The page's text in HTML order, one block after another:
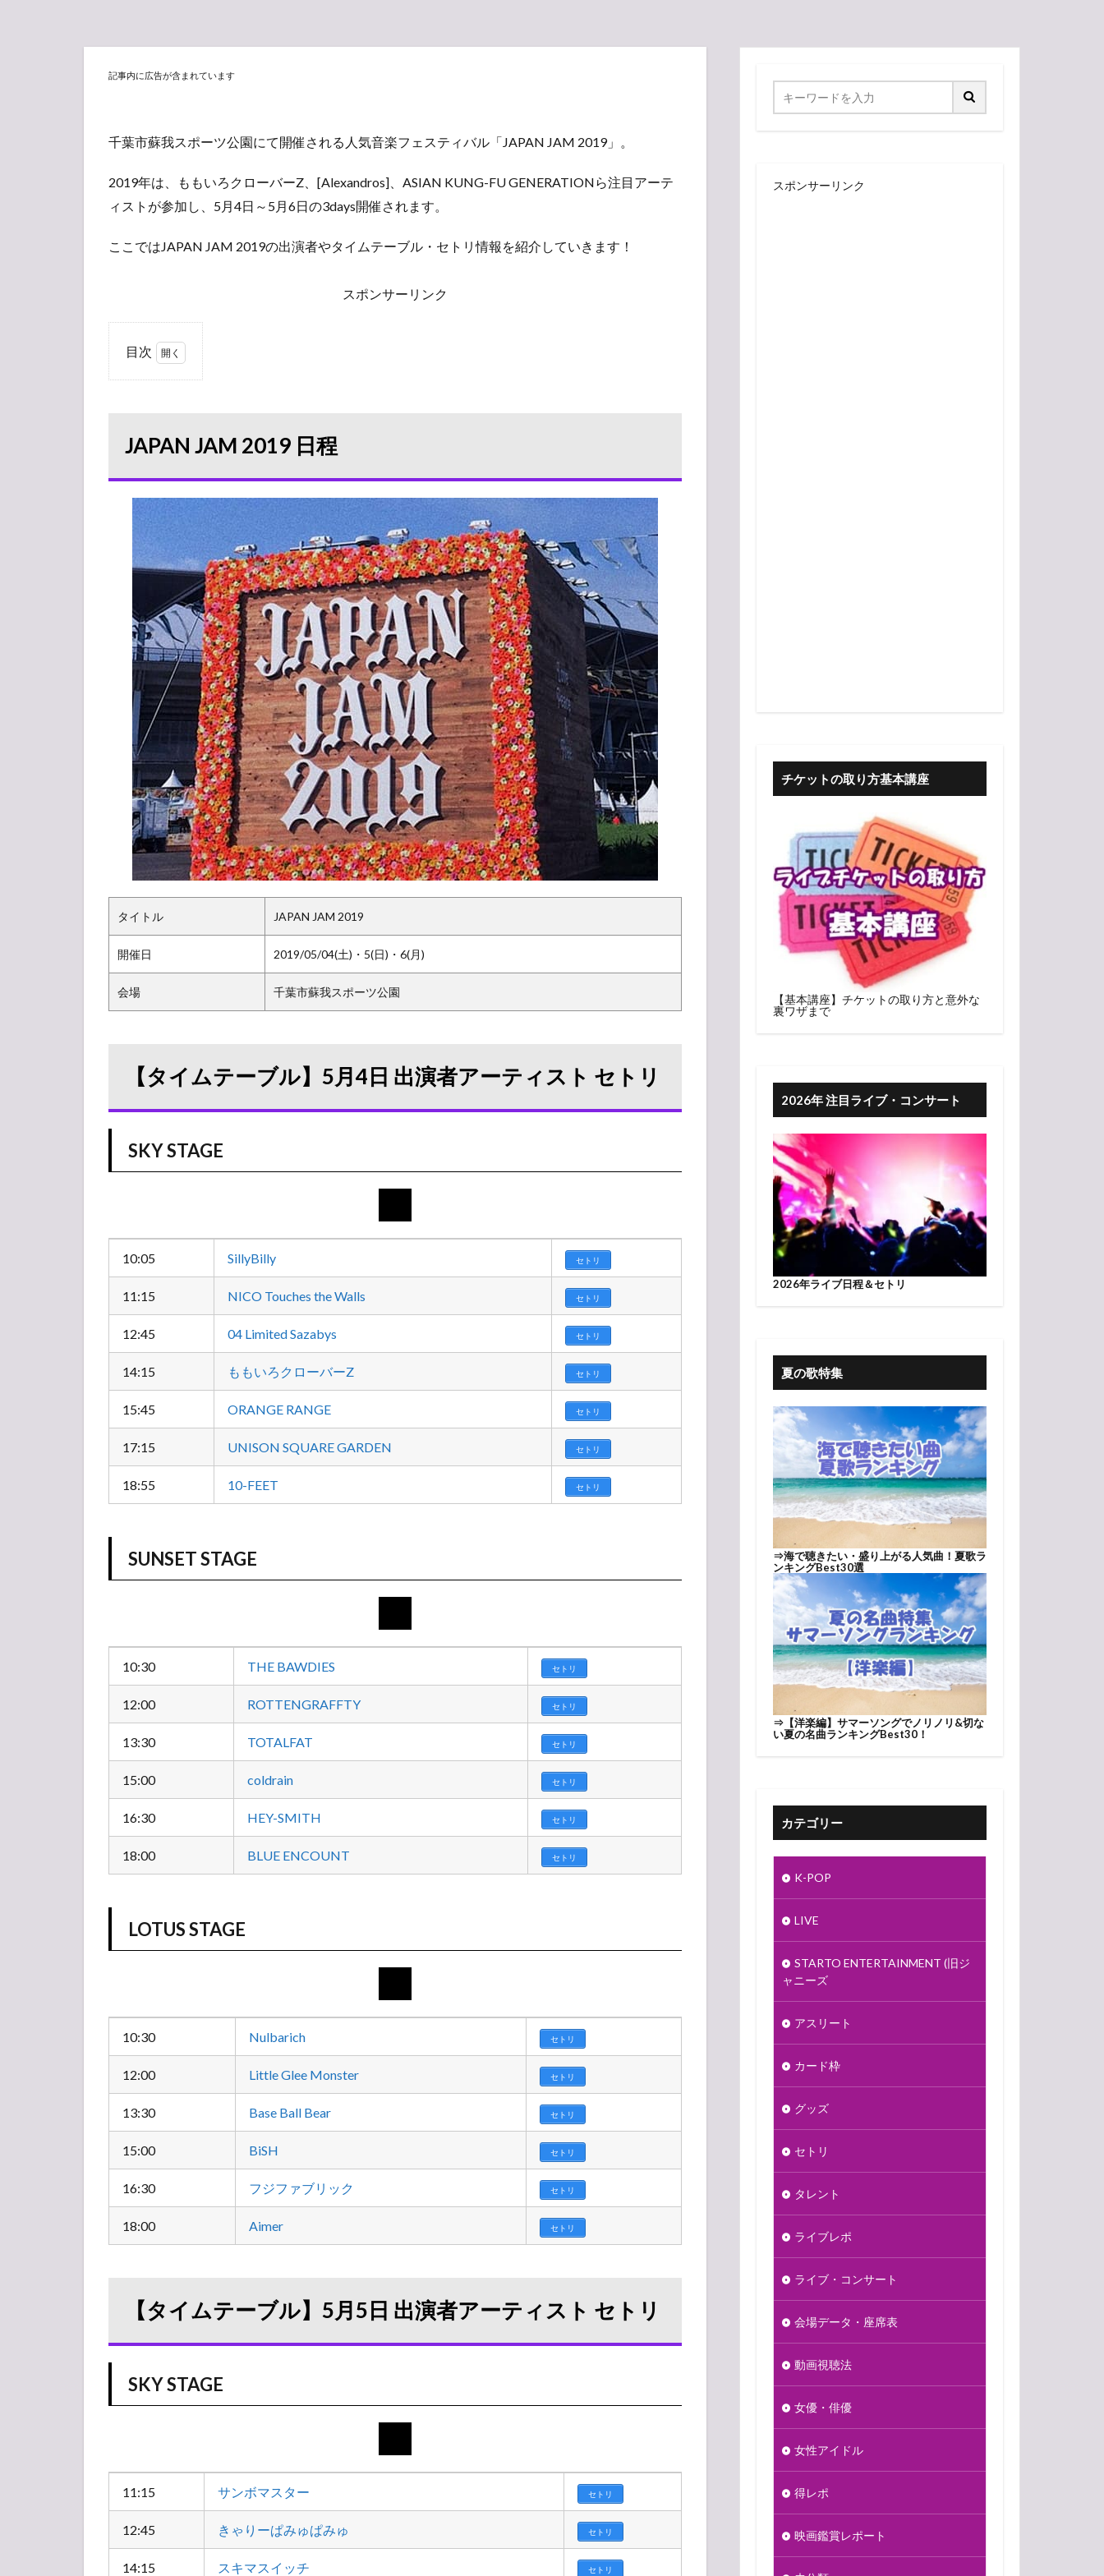
記事内に広告が含まれています
千葉市蘇我スポーツ公園にて開催される人気音楽フェスティバル「JAPAN JAM 2019」。
2019年は、ももいろクローバーZ、[Alexandros]、ASIAN KUNG-FU GENERATIONら注目アーテ
ィストが参加し、5月4日～5月6日の3days開催されます。
ここではJAPAN JAM 2019の出演者やタイムテーブル・セトリ情報を紹介していきます！
スポンサーリンク
目次
日程
イム
テー
ル】
出演
者ア
ーテ
ィス
セト
リ
2.1
SKY
STAGE
2.2
SUNSET
STAGE
2.3
LOTUS
STAGE
3
【タ
イム
テー
ブ
5日
出演
ーテ
ト
3.2
SUNSET
STAGE
3.3
STAGE
4
【タ
イム
ブ
者ア
ーテ
リ
SKY
4.2
SUNSET
STAGE
5
投票
所
JAPAN JAM 2019 日程
タイトル JAPAN JAM 2019
開催日 2019/05/04(土)・5(日)・6(月)
会場 千葉市蘇我スポーツ公園
【タイムテーブル】5月4日 出演者アーティスト セトリ
SKY STAGE
10:05 SillyBilly セトリ
11:15 NICO Touches the Walls セトリ
12:45 04 Limited Sazabys セトリ
14:15 ももいろクローバーZ セトリ
15:45 ORANGE RANGE セトリ
17:15 UNISON SQUARE GARDEN セトリ
18:55 10-FEET セトリ
SUNSET STAGE
10:30 THE BAWDIES セトリ
12:00 ROTTENGRAFFTY セトリ
13:30 TOTALFAT セトリ
15:00 coldrain セトリ
16:30 HEY-SMITH セトリ
18:00 BLUE ENCOUNT セトリ
LOTUS STAGE
10:30 Nulbarich セトリ
12:00 Little Glee Monster セトリ
13:30 Base Ball Bear セトリ
15:00 BiSH セトリ
16:30 フジファブリック セトリ
18:00 Aimer セトリ
【タイムテーブル】5月5日 出演者アーティスト セトリ
SKY STAGE
11:15 サンボマスター セトリ
12:45 きゃりーぱみゅぱみゅ セトリ
14:15 スキマスイッチ セトリ
スポンサーリンク
チケットの取り方基本講座
【基本講座】チケットの取り方と意外な
裏ワザまで
2026年 注目ライブ・コンサート
2026年ライブ日程＆セトリ
夏の歌特集
⇒海で聴きたい・盛り上がる人気曲！夏歌ラ
ンキングBest30選
⇒ 【洋楽編】サマーソングでノリノリ&切な
い夏の名曲ランキングBest30！
カテゴリー
K-POP
LIVE
STARTO ENTERTAINMENT (旧ジ
ャニーズ
アスリート
カード枠
グッズ
セトリ
タレント
ライブレポ
ライブ・コンサート
会場データ・座席表
動画視聴法
女優・俳優
女性アイドル
得レポ
映画鑑賞レポート